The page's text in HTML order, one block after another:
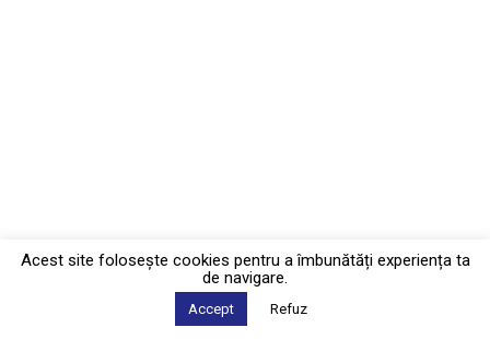
Acest site foloseşte cookies pentru a îmbunătăți experiența ta
de navigare.
Accept Refuz